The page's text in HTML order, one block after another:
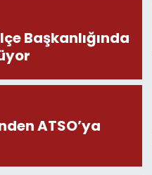
Başkanlığında
ATSO’ya